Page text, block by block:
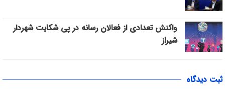
واکنش تعدادی از فعالان رسانه در پی شکایت شهردار
شیراز
ثبت دیدگاه